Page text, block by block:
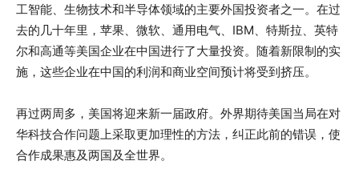
工智能、生物技术和半导体领域的主要外国投资者之一。在过
去的几十年里，苹果、微软、通用电气、IBM、特斯拉、英特
尔和高通等美国企业在中国进行了大量投资。随着新限制的实
施，这些企业在中国的利润和商业空间预计将受到挤压。
再过两周多，美国将迎来新一届政府。外界期待美国当局在对
华科技合作问题上采取更加理性的方法，纠正此前的错误，使
合作成果惠及两国及全世界。